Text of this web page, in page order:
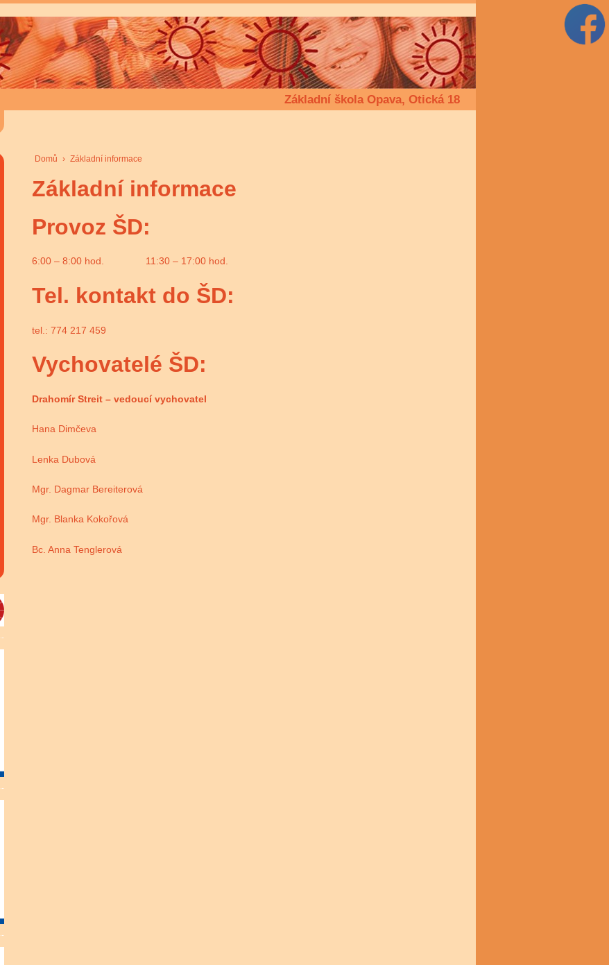
Základní škola Opava, Otická 18
Domů › Základní informace
Základní informace
Provoz ŠD:
6:00 – 8:00 hod. 11:30 – 17:00 hod.
Tel. kontakt do ŠD:
tel.: 774 217 459
Vychovatelé ŠD:
Drahomír Streit – vedoucí vychovatel
Hana Dimčeva
Lenka Dubová
Mgr. Dagmar Bereiterová
Mgr. Blanka Kokořová
Bc. Anna Tenglerová